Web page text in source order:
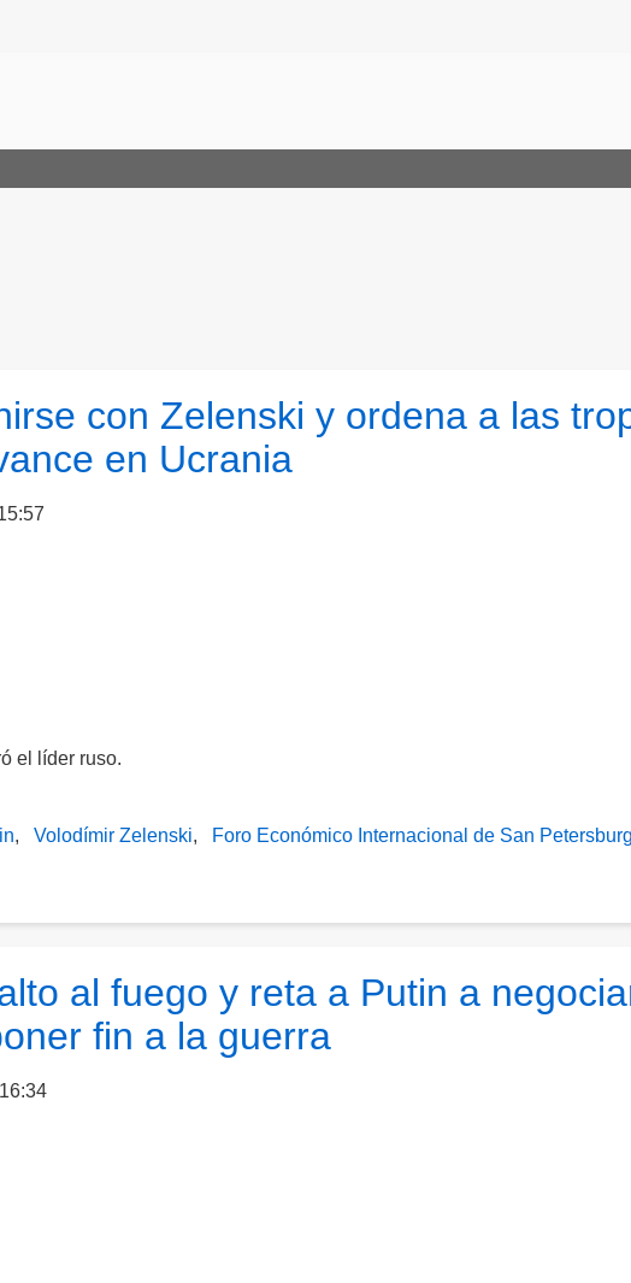
con Zelenski y ordena a las
en Ucrania
el líder ruso.
Volodímir Zelenski Foro Económico Internacional de San
al fuego y reta a Putin a
fin a la guerra